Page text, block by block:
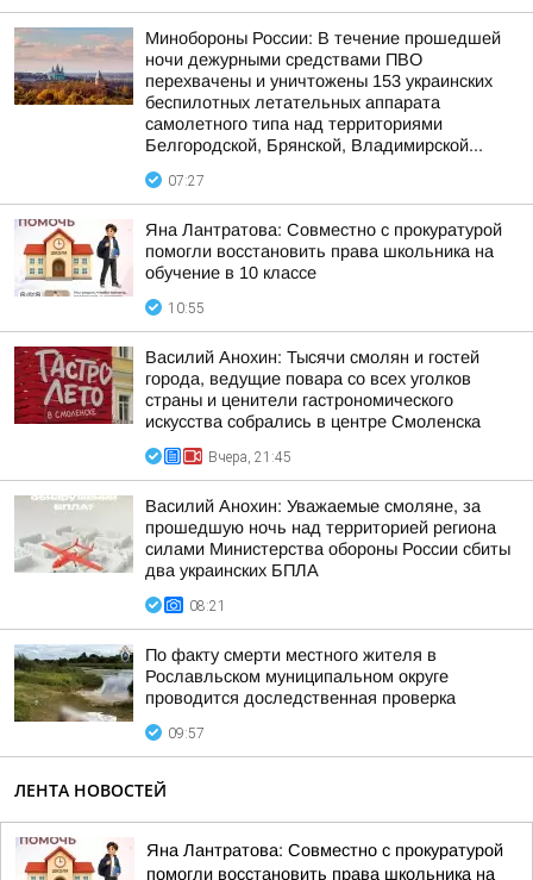
Минобороны России: В течение прошедшей
ночи дежурными средствами ПВО
перехвачены и уничтожены 153 украинских
беспилотных летательных аппарата
самолетного типа над территориями
Белгородской, Брянской, Владимирской...
07:27
Яна Лантратова: Совместно с прокуратурой
помогли восстановить права школьника на
обучение в 10 классе
10:55
Василий Анохин: Тысячи смолян и гостей
города, ведущие повара со всех уголков
страны и ценители гастрономического
искусства собрались в центре Смоленска
Вчера, 21:45
Василий Анохин: Уважаемые смоляне, за
прошедшую ночь над территорией региона
силами Министерства обороны России сбиты
два украинских БПЛА
08:21
По факту смерти местного жителя в
Рославльском муниципальном округе
проводится доследственная проверка
09:57
ЛЕНТА НОВОСТЕЙ
Яна Лантратова: Совместно с прокуратурой
помогли восстановить права школьника на